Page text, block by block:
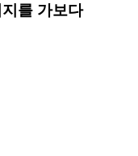
를 가보다